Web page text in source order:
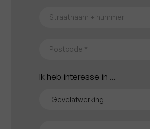
Ik heb interesse in ...